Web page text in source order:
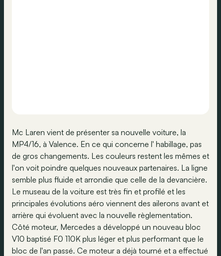
Mc Laren vient de présenter sa nouvelle voiture, la
MP4/16, à Valence. En ce qui concerne l' habillage, pas
de gros changements. Les couleurs restent les mêmes et
l'on voit poindre quelques nouveaux partenaires. La ligne
semble plus fluide et arrondie que celle de la devancière.
Le museau de la voiture est très fin et profilé et les
principales évolutions aéro viennent des ailerons avant et
arrière qui évoluent avec la nouvelle règlementation.
Côté moteur, Mercedes a développé un nouveau bloc
V10 baptisé F0 110K plus léger et plus performant que le
bloc de l'an passé. Ce moteur a déjà tourné et a effectué